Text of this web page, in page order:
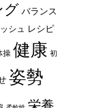
グ バランス
シュ レシピ
操 健康 初
姿勢